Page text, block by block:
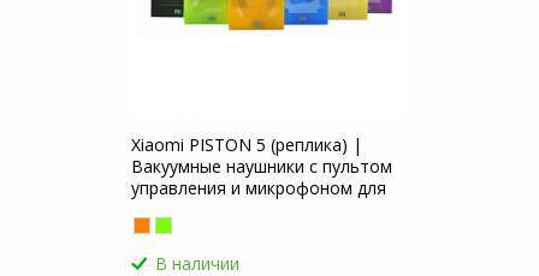
Xiaomi PISTON 5 (реплика) |
Вакуумные наушники с пультом
управления и микрофоном для
В наличии